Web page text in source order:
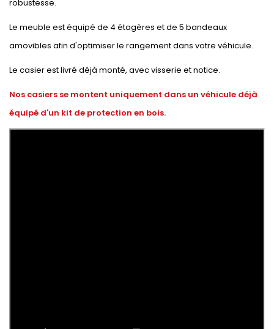
robustesse.
Le meuble est équipé de 4 étagères et de 5 bandeaux
amovibles afin d'optimiser le rangement dans votre véhicule.
Le casier est livré déjà monté, avec visserie et notice.
Nos casiers se montent uniquement dans un véhicule déjà
équipé d'un kit de protection en bois.